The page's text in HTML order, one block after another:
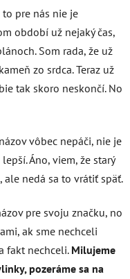
pre nás nie je
období už nejaký čas,
Som rada, že už
zo srdca. Teraz už
tak skoro neskončí. No
vôbec nepáči, nie je
Áno, viem, že starý
ale nedá sa to vrátiť späť.
pre svoju značku, no
ak sme nechceli
fakt nechceli. Milujeme
pozeráme sa na